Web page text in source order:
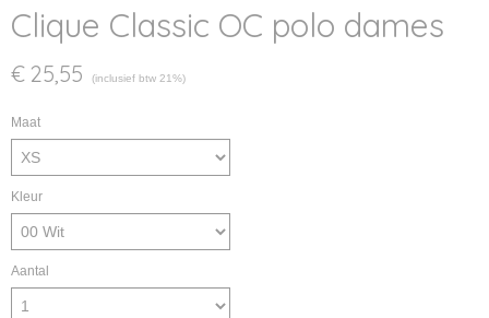
Clique Classic OC polo dames
€ 25,55 (inclusief btw 21%)
Maat
Kleur
Aantal